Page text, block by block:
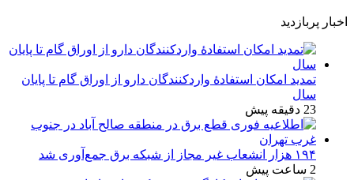
اخبار پربازدید
تمدید امکان استفادۀ واردکنندگان دارو از اوراق گام تا پایان
سال
23 دقیقه پیش
۱۹۴ هزار انشعاب غیر مجاز از شبکه برق جمع‌آوری شد
2 ساعت پیش